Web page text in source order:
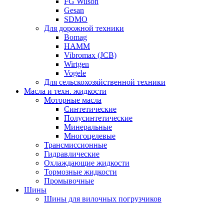
Gesan
SDMO
Для дорожной техники
Bomag
HAMM
Vibromax (JCB)
Wirtgen
Vogele
Для сельскохозяйственной техники
Масла и техн. жидкости
Моторные масла
Синтетические
Полусинтетические
Минеральные
Многоцелевые
Трансмиссионные
Гидравлические
Охлаждающие жидкости
Тормозные жидкости
Промывочные
Шины
Шины для вилочных погрузчиков